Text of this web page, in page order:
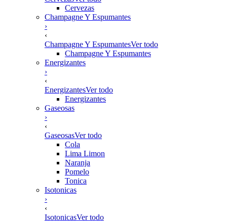
Cervezas
Champagne Y Espumantes
›
‹
Champagne Y EspumantesVer todo
Champagne Y Espumantes
Energizantes
›
‹
EnergizantesVer todo
Energizantes
Gaseosas
›
‹
GaseosasVer todo
Cola
Lima Limon
Naranja
Pomelo
Tonica
Isotonicas
›
‹
IsotonicasVer todo